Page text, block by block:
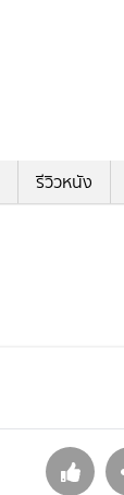
รีวิวหนัง